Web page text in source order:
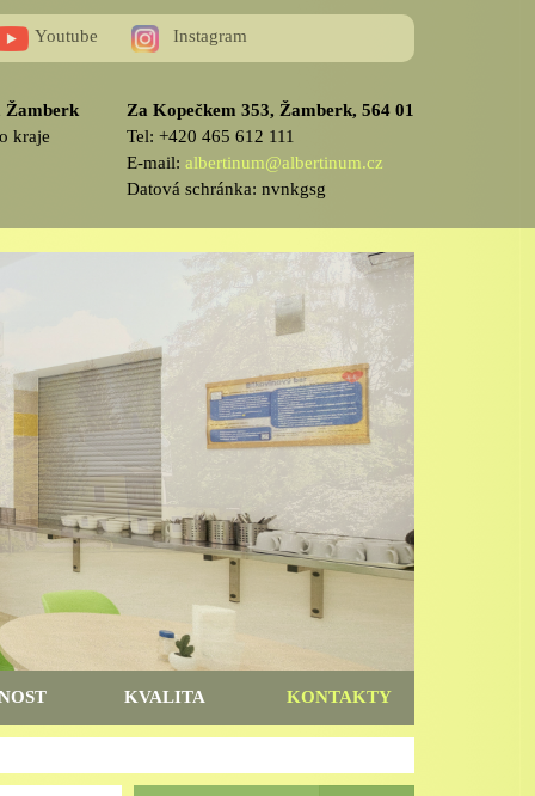
Youtube Instagram
Za Kopečkem 353, Žamberk, 564 01
Tel: +420 465 612 111
E-mail:albertinum@albertinum.cz
Datová schránka: nvnkgsg
Žamberk
kraje
KVALITA KONTAKTY